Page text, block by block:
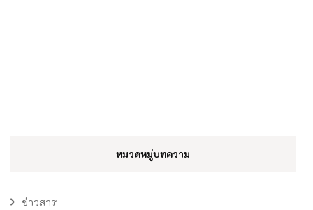
หมวดหมู่บทความ
ข่าวสาร